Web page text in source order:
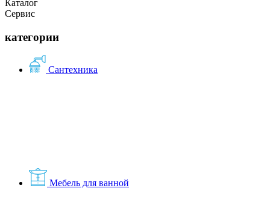
Каталог
Сервис
категории
Сантехника
Мебель для ванной